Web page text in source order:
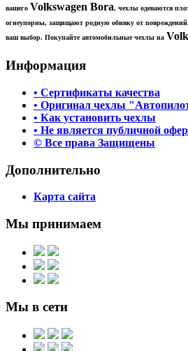
вашего Volkswagen Bora​, чехлы одеваются
огнеупорны, защищают родную обивку от
ваш выбор. Покупайте автомобильные чехлы на
Информация
• Сертификаты качества
• Оригинал чехлы
• Как установить чехлы
• Не является публичной
© Все права Защищены
Дополнительно
Карта сайта
Мы принимаем
Мы в сети